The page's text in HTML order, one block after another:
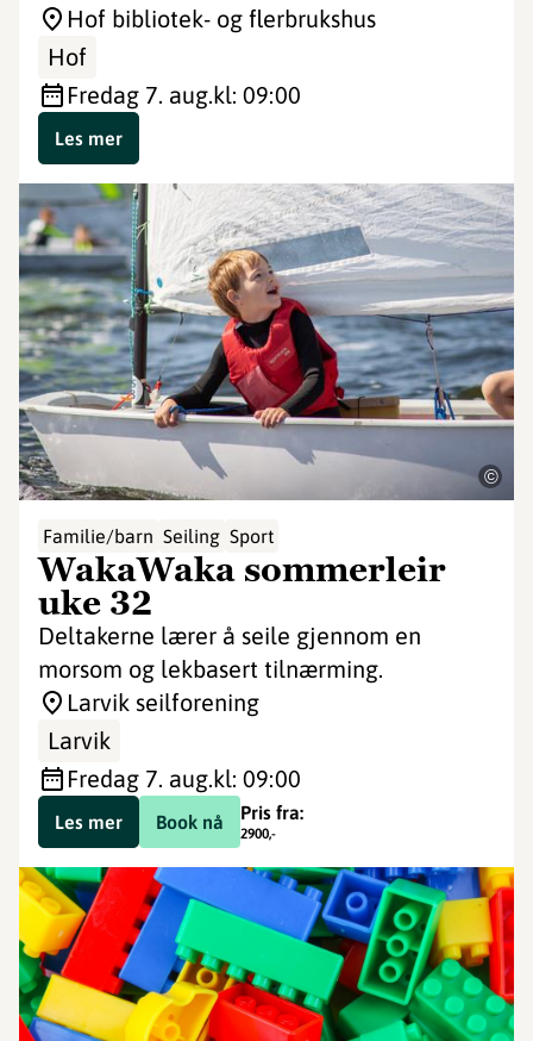
Hof bibliotek- og flerbrukshus
Hof
fredag 7. aug.kl: 09:00
Les mer
©
Familie/barn Seiling Sport
WakaWaka sommerleir
uke 32
Deltakerne lærer å seile gjennom en
morsom og lekbasert tilnærming.
Larvik seilforening
Larvik
fredag 7. aug.kl: 09:00
Book nå Pris fra:
2900,-
Les mer